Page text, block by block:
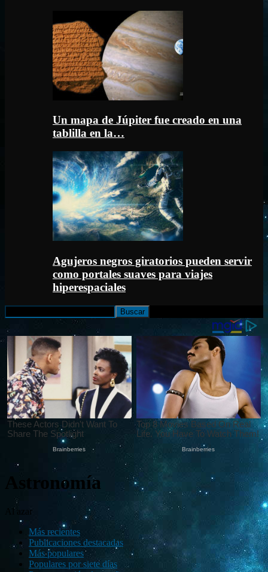
Un mapa de Júpiter fue creado en una
tablilla en la…
Agujeros negros giratorios pueden servir
como portales suaves para viajes
hiperespaciales
Astronomía
Al azar
Más recientes
Publicaciones destacadas
Más populares
Populares por siete días